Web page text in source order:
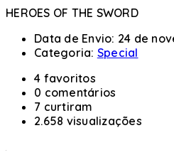
HEROES OF THE SWORD
Data de Envio: 24 de
Categoria: Special
4 favoritos
0 comentários
7 curtiram
2.658 visualizações